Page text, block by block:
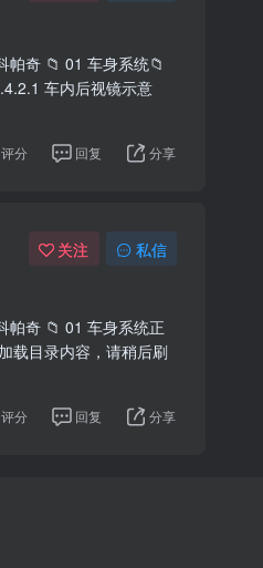
帕奇 📁 01 车身系统📁
车内后视镜示意
评分 回复 分享
关注 私信
帕奇 📁 01 车身系统正
载目录内容，请稍后刷
评分 回复 分享